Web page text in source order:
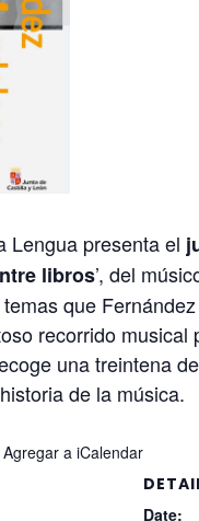
Lengua presenta el
libros’, del
que
recorrido
una treintena
de la música.
Agregar a iCalendar
Date: